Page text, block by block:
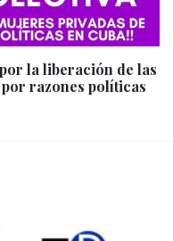
la liberación de las
razones políticas